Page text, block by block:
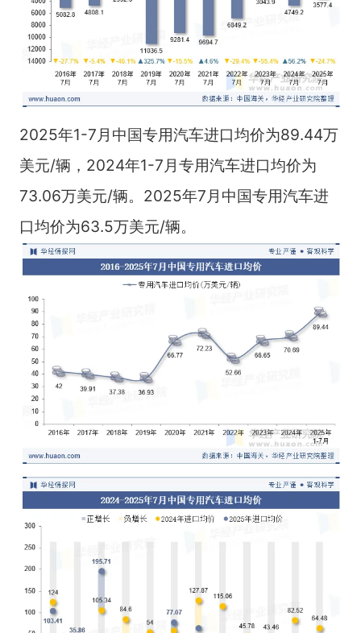
2025年1-7月中国专用汽车进口均价为89.44万
美元/辆，2024年1-7月专用汽车进口均价为
73.06万美元/辆。2025年7月中国专用汽车进
口均价为63.5万美元/辆。